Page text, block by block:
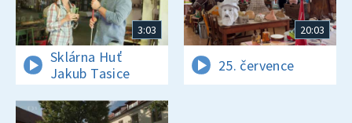
3:03
Sklárna Huť
Jakub Tasice
20:03
25. července